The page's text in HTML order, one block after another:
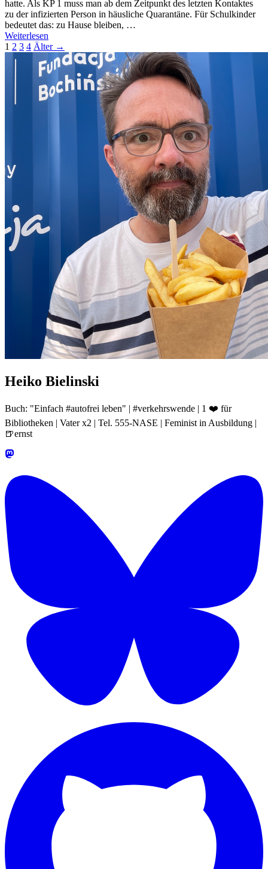
hatte. Als KP 1 muss man ab dem Zeitpunkt des letzten Kontaktes
zu der infizierten Person in häusliche Quarantäne. Für Schulkinder
bedeutet das: zu Hause bleiben, …
Weiterlesen
1 2 3 4 Älter →
Heiko Bielinski
Buch: "Einfach #autofrei leben" | #verkehrswende | 1 ❤️ für
Bibliotheken | Vater x2 | Tel. 555-NASE | Feminist in Ausbildung |
🍺ernst